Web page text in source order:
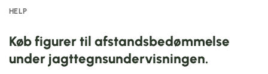
HELP
Køb figurer til afstandsbedømmelse
under jagttegnsundervisningen.